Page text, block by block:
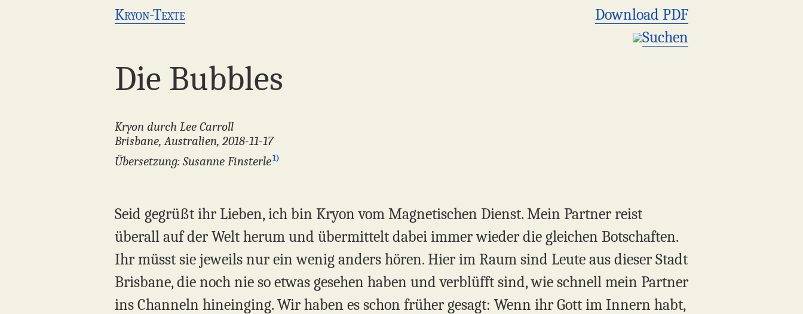
Kryon-Texte
Download PDF
Suchen
Die Bubbles
Kryon durch Lee Carroll
Brisbane, Australien, 2018-11-17
Übersetzung: Susanne Finsterle1)
Seid gegrüßt ihr Lieben, ich bin Kryon vom Magnetischen Dienst. Mein Partner reist
überall auf der Welt herum und übermittelt dabei immer wieder die gleichen Botschaften.
Ihr müsst sie jeweils nur ein wenig anders hören. Hier im Raum sind Leute aus dieser Stadt
Brisbane, die noch nie so etwas gesehen haben und verblüfft sind, wie schnell mein Partner
ins Channeln hineinging. Wir haben es schon früher gesagt: Wenn ihr Gott im Innern habt,